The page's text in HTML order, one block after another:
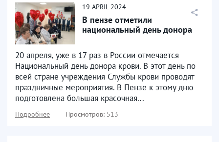
19 APRIL 2024
В пензе отметили
национальный день донора
20 апреля, уже в 17 раз в России отмечается
Национальный день донора крови. В этот день по
всей стране учреждения Службы крови проводят
праздничные мероприятия. В Пензе к этому дню
подготовлена большая красочная...
Подробнее Просмотров: 513